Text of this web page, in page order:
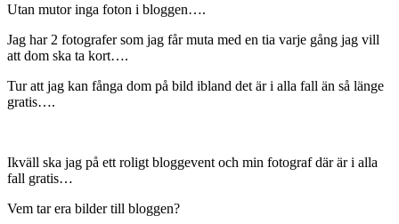
Utan mutor inga foton i bloggen….
Jag har 2 fotografer som jag får muta med en tia varje gång jag vill
att dom ska ta kort….
Tur att jag kan fånga dom på bild ibland det är i alla fall än så länge
gratis….
Ikväll ska jag på ett roligt bloggevent och min fotograf där är i alla
fall gratis…
Vem tar era bilder till bloggen?